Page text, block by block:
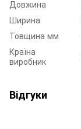
Довжина
Ширина
Товщина мм
Країна
виробник
Відгуки